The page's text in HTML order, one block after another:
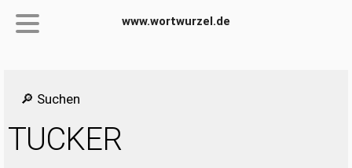
www.wortwurzel.de
🔎 Suchen
TUCKER